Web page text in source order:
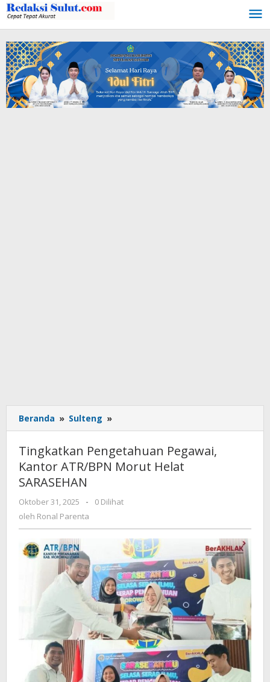
Lewati
ke
konten
Beranda » Sulteng »
Pengetahuan
Pegawai,
Kantor
ATR/BPN
SARASEHAN
Tingkatkan Pengetahuan Pegawai,
Kantor ATR/BPN Morut Helat
SARASEHAN
Oktober 31, 2025
oleh
Ronal
-
0 Dilihat
oleh Ronal Parenta